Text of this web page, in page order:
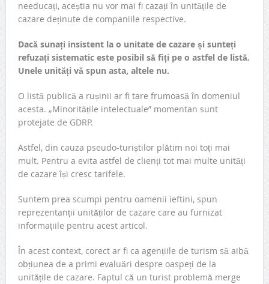
needucați, aceștia nu vor mai fi cazați în unitățile de
cazare deținute de companiile respective.
Dacă sunați insistent la o unitate de cazare și sunteți
refuzați sistematic este posibil să fiți pe o astfel de listă.
Unele unități vă spun asta, altele nu.
O listă publică a rușinii ar fi tare frumoasă în domeniul
acesta. „Minoritățile intelectuale” momentan sunt
protejate de GDRP.
Astfel, din cauza pseudo-turiștilor plătim noi toți mai
mult. Pentru a evita astfel de clienți tot mai multe unități
de cazare își cresc tarifele.
Suntem prea scumpi pentru oamenii ieftini, spun
reprezentanții unităților de cazare care au furnizat
informațiile pentru acest articol.
În acest context, corect ar fi ca agențiile de turism să aibă
obțiunea de a primi evaluări despre oaspeți de la
unitățile de cazare. Faptul că un turist problemă merge